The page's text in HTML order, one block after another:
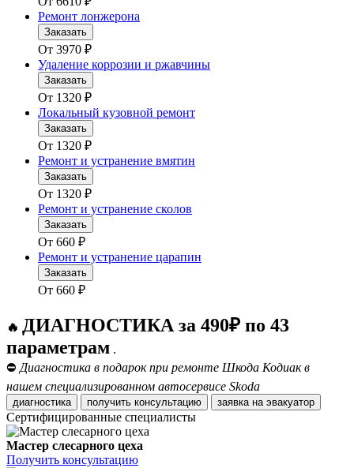
Ремонт лонжерона
Заказать
От 3970 ₽
Удаление коррозии и ржавчины
Заказать
От 1320 ₽
Локальный кузовной ремонт
Заказать
От 1320 ₽
Ремонт и устранение вмятин
Заказать
От 1320 ₽
Ремонт и устранение сколов
Заказать
От 660 ₽
Ремонт и устранение царапин
Заказать
От 660 ₽
🔥 ДИАГНОСТИКА за 490₽ по 43
параметрам .
⛔ Диагностика в подарок при ремонте Шкода Кодиак в
нашем специализированном автосервисе Skoda
диагностика получить консультацию заявка на эвакуатор
Сертифицированные специалисты
Мастер слесарного цеха
Получить консультацию